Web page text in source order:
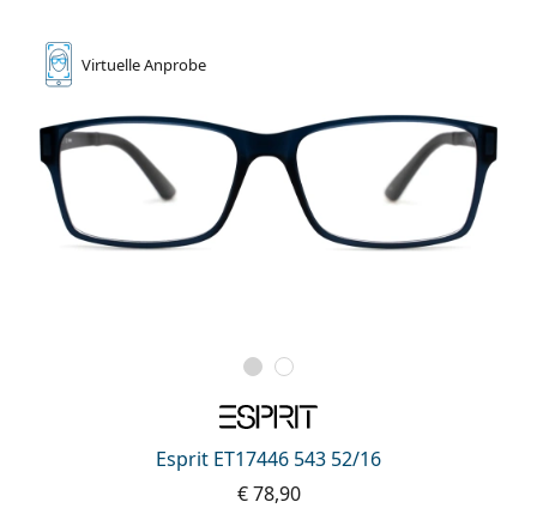
VirtuelleAnprobe
Esprit ET17446 543 52/16
€ 78,90